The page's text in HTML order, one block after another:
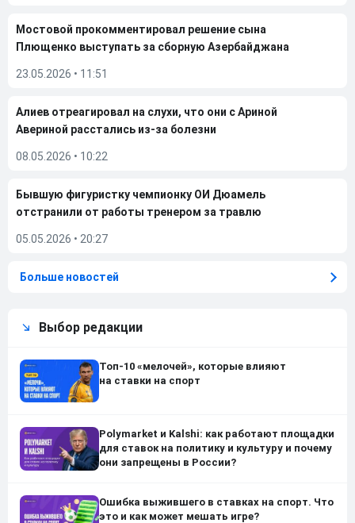
Мостовой прокомментировал решение сына
Плющенко выступать за сборную Азербайджана
23.05.2026 • 11:51
Алиев отреагировал на слухи, что они с Ариной
Авериной расстались из-за болезни
08.05.2026 • 10:22
Бывшую фигуристку чемпионку ОИ Дюамель
отстранили от работы тренером за травлю
05.05.2026 • 20:27
Больше новостей
Выбор редакции
Топ-10 «мелочей», которые влияют
на ставки на спорт
Polymarket и Kalshi: как работают площадки
для ставок на политику и культуру и почему
они запрещены в России?
Ошибка выжившего в ставках на спорт. Что
это и как может мешать игре?